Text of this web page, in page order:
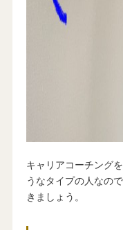
キャリアコーチング
うなタイプの人なの
きましょう。